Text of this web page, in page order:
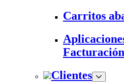
Carritos
Facturación
Clientes